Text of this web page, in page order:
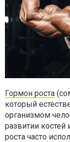
Гормон роста
который
организмом
развитии
роста часто